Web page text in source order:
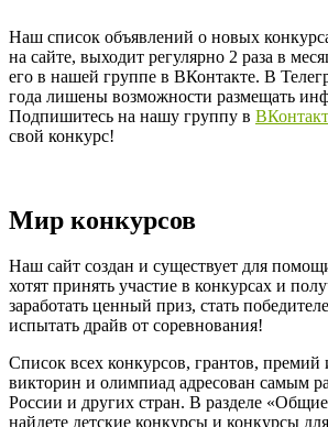
Наш список объявлений о новых
на сайте, выходит регулярно 2 раза в
его в нашей группе в ВКонтакте. В
года лишены возможности размещать
Подпишитесь на нашу группу в
свой конкурс!
Мир конкурсов
Наш сайт создан и существует для
хотят принять участие в конкурсах и
заработать ценный приз, стать
испытать драйв от соревнования!
Список всех конкурсов, грантов, премий
викторин и олимпиад адресован самым
России и других стран. В разделе
найдете детские конкурсы и конкурсы